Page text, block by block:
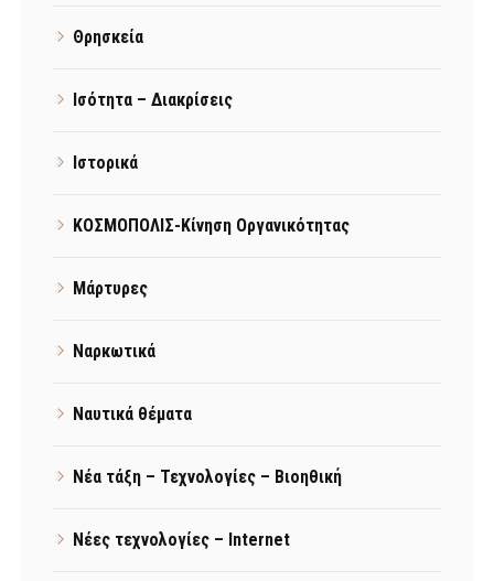
Θρησκεία
Ισότητα – Διακρίσεις
Ιστορικά
ΚΟΣΜΟΠΟΛΙΣ-Κίνηση Οργανικότητας
Μάρτυρες
Ναρκωτικά
Ναυτικά θέματα
Νέα τάξη – Τεχνολογίες – Βιοηθική
Νέες τεχνολογίες – Internet